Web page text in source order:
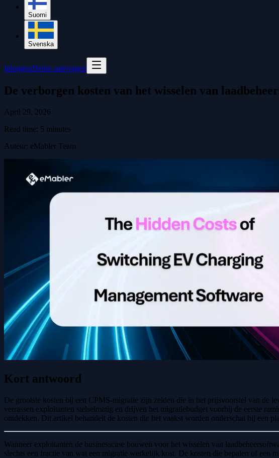
Suomi
Svenska
InloggenDemo aanvragen
De verborgen kosten van het wisselen van
April 29, 2026
Read time: 5 minutes
Auteur: eMabler Team
Kort antwoord
De grootste kosten bij een CPMS-migratie zijn zelden die in het prijsvoorstel van de
verrassen exploitanten stelselmatig en drijven het migratiebudget voorbij de eerste
ontdekken. Dit artikel behandelt de kosten die het vaakst worden onderschat bij een
Wanneer exploitanten de businesscase bouwen voor het wisselen van
slechts een fractie van wat een migratie werkelijk kost. De kosten die bepalen of een